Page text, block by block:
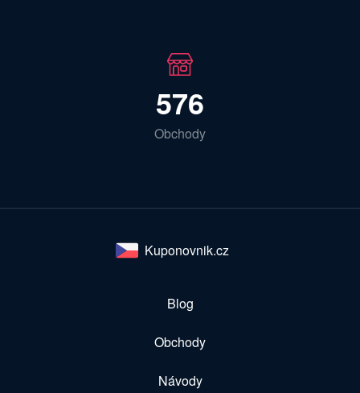
576
Obchody
Kuponovnik.cz
Blog
Obchody
Návody